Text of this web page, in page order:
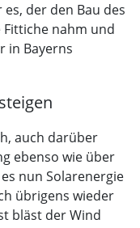
der den Bau des
nahm und
in Bayerns
auch darüber
ebenso wie über
nun Solarenergie
übrigens wieder
bläst der Wind